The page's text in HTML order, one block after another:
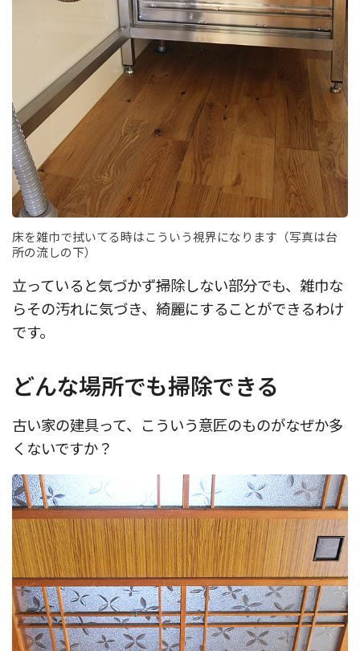
床を雑巾で拭いてる時はこういう視界になります（写真は台
所の流しの下）
立っていると気づかず掃除しない部分でも、雑巾な
らその汚れに気づき、綺麗にすることができるわけ
です。
どんな場所でも掃除できる
古い家の建具って、こういう意匠のものがなぜか多
くないですか？